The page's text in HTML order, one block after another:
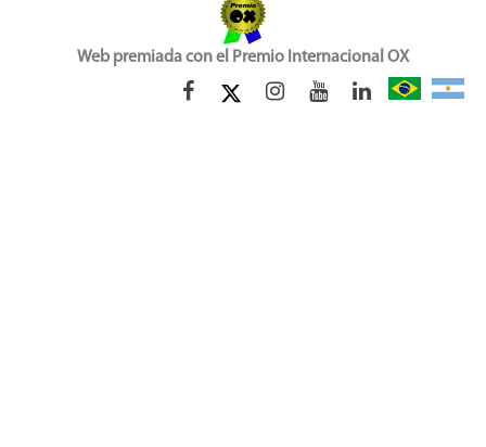
Web premiada con el Premio Internacional OX